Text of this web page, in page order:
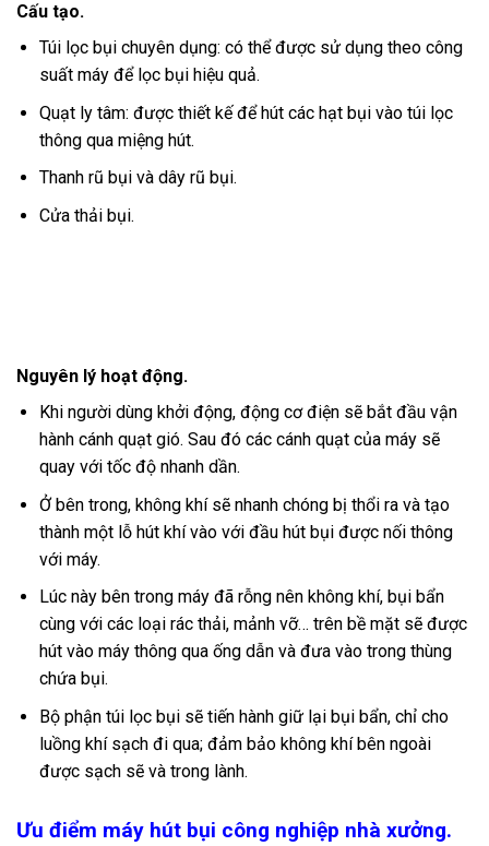
Cấu tạo.
Túi lọc bụi chuyên dụng: có thể được sử dụng theo công
suất máy để lọc bụi hiệu quả.
Quạt ly tâm: được thiết kế để hút các hạt bụi vào túi lọc
thông qua miệng hút.
Thanh rũ bụi và dây rũ bụi.
Cửa thải bụi.
Nguyên lý hoạt động.
Khi người dùng khởi động, động cơ điện sẽ bắt đầu vận
hành cánh quạt gió. Sau đó các cánh quạt của máy sẽ
quay với tốc độ nhanh dần.
Ở bên trong, không khí sẽ nhanh chóng bị thổi ra và tạo
thành một lỗ hút khí vào với đầu hút bụi được nối thông
với máy.
Lúc này bên trong máy đã rỗng nên không khí, bụi bẩn
cùng với các loại rác thải, mảnh vỡ… trên bề mặt sẽ được
hút vào máy thông qua ống dẫn và đưa vào trong thùng
chứa bụi.
Bộ phận túi lọc bụi sẽ tiến hành giữ lại bụi bẩn, chỉ cho
luồng khí sạch đi qua; đảm bảo không khí bên ngoài
được sạch sẽ và trong lành.
Ưu điểm máy hút bụi công nghiệp nhà xưởng.